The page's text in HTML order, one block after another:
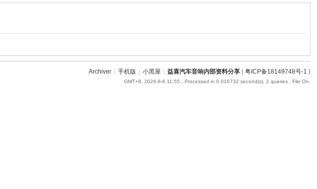
Archiver 手机版 小黑屋 益喜汽车音响内部资料分享( 粤ICP备18149748号-1 )
GMT+8, 2026-8-6 11:55 , Processed in 0.016732 second(s), 2 queries , File On.